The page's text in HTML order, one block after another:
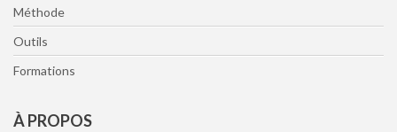
Méthode
Outils
Formations
À PROPOS